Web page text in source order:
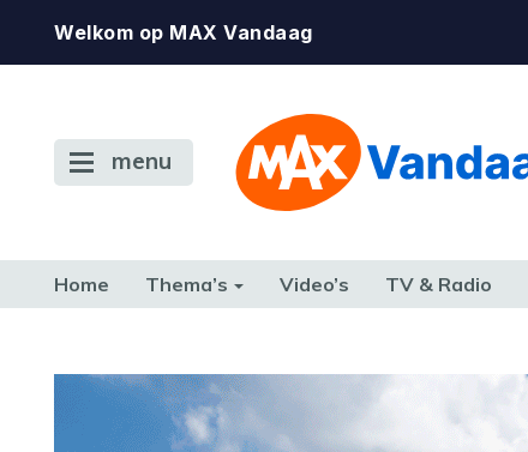
Welkom op MAX Vandaag
menu
Home Thema’s Video’s TV & Radio